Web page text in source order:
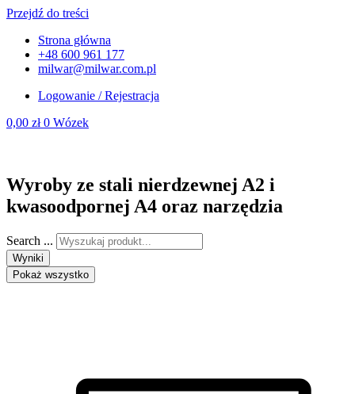
Przejdź do treści
Strona główna
+48 600 961 177
milwar@milwar.com.pl
Logowanie / Rejestracja
0,00 zł 0 Wózek
Wyroby ze stali nierdzewnej A2 i
kwasoodpornej A4 oraz narzędzia
Search ...
Wyniki
Pokaż wszystko